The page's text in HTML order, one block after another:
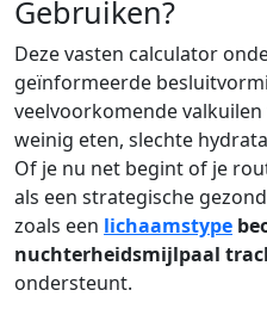
Gebruiken?
Deze vasten calculator
geïnformeerde
veelvoorkomende
weinig eten, slechte
Of je nu net begint of je
als een strategische
zoals een lichaamstype
nuchterheidsmijlpaal
ondersteunt.